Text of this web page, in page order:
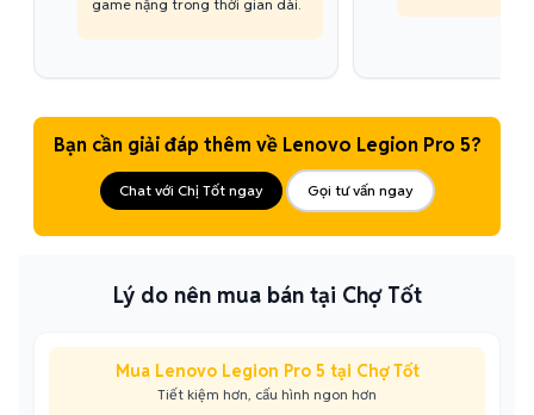
game nặng trong thời gian dài.
Bạn cần giải đáp thêm về Lenovo Legion Pro 5?
Chat với Chị Tốt ngay Gọi tư vấn ngay
Lý do nên mua bán tại Chợ Tốt
Mua Lenovo Legion Pro 5 tại Chợ Tốt
Tiết kiệm hơn, cấu hình ngon hơn